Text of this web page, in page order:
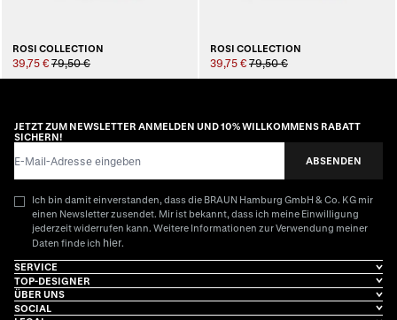
ROSI COLLECTION
39,75 € 79,50 €
ROSI COLLECTION
39,75 € 79,50 €
JETZT ZUM NEWSLETTER ANMELDEN UND 10% WILLKOMMENS RABATT
SICHERN!
ABSENDEN
Ich bin damit einverstanden, dass die BRAUN Hamburg GmbH & Co. KG mir
einen Newsletter zusendet. Mir ist bekannt, dass ich meine Einwilligung
jederzeit widerrufen kann. Weitere Informationen zur Verwendung meiner
Daten finde ich hier.
SERVICE
TOP-DESIGNER
ÜBER UNS
SOCIAL